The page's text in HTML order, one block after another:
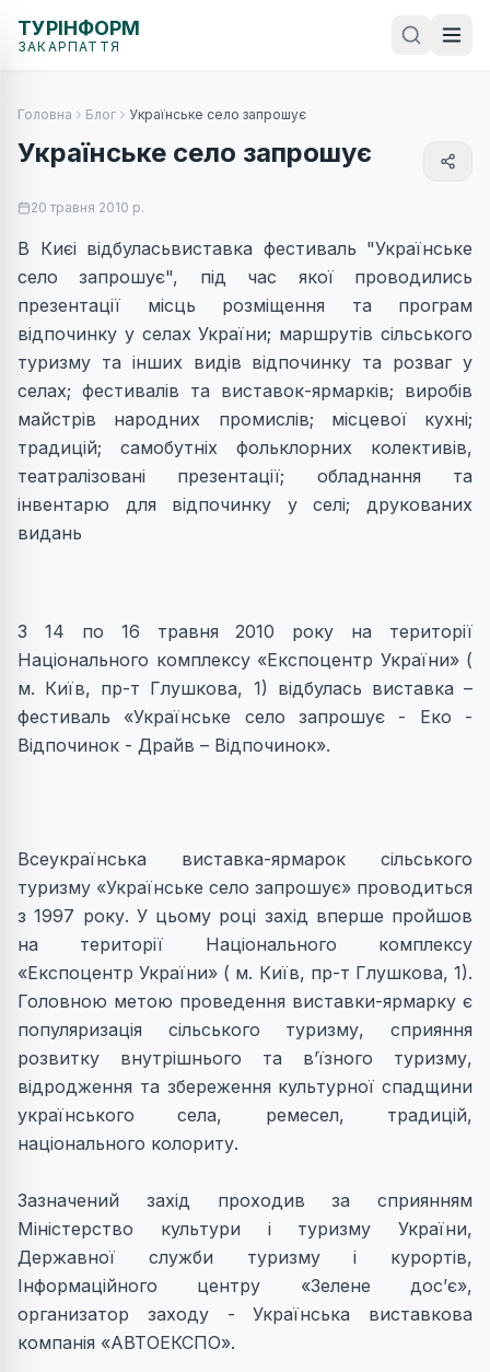
ТУРІНФОРМ
ЗАКАРПАТТЯ
Головна Блог Українське село запрошує
Українське село запрошує
20 травня 2010 р.
В Києі відбуласьвиставка фестиваль "Українське
село запрошує", під час якої проводились
презентації місць розміщення та програм
відпочинку у селах України; маршрутів сільського
туризму та інших видів відпочинку та розваг у
селах; фестивалів та виставок-ярмарків; виробів
майстрів народних промислів; місцевої кухні;
традицій; самобутніх фольклорних колективів,
театралізовані презентації; обладнання та
інвентарю для відпочинку у селі; друкованих
видань
З 14 по 16 травня 2010 року на території
Національного комплексу «Експоцентр України» (
м. Київ, пр-т Глушкова, 1) відбулась виставка –
фестиваль «Українське село запрошує - Еко -
Відпочинок - Драйв – Відпочинок».
Всеукраїнська виставка-ярмарок сільського
туризму «Українське село запрошує» проводиться
з 1997 року. У цьому році захід вперше пройшов
на території Національного комплексу
«Експоцентр України» ( м. Київ, пр-т Глушкова, 1).
Головною метою проведення виставки-ярмарку є
популяризація сільського туризму, сприяння
розвитку внутрішнього та в’їзного туризму,
відродження та збереження культурної спадщини
українського села, ремесел, традицій,
національного колориту.
Зазначений захід проходив за сприянням
Міністерство культури і туризму України,
Державної служби туризму і курортів,
Інформаційного центру «Зелене дос’є»,
организатор заходу - Українська виставкова
компанія «АВТОЕКСПО».